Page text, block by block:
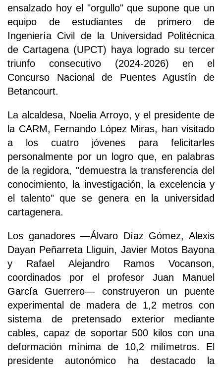
ensalzado hoy el "orgullo" que supone que un
equipo de estudiantes de primero de
Ingeniería Civil de la Universidad Politécnica
de Cartagena (UPCT) haya logrado su tercer
triunfo consecutivo (2024-2026) en el
Concurso Nacional de Puentes Agustín de
Betancourt.
La alcaldesa, Noelia Arroyo, y el presidente de
la CARM, Fernando López Miras, han visitado
a los cuatro jóvenes para felicitarles
personalmente por un logro que, en palabras
de la regidora, "demuestra la transferencia del
conocimiento, la investigación, la excelencia y
el talento" que se genera en la universidad
cartagenera.
Los ganadores —Álvaro Díaz Gómez, Alexis
Dayan Peñarreta Lliguin, Javier Motos Bayona
y Rafael Alejandro Ramos Vocanson,
coordinados por el profesor Juan Manuel
García Guerrero— construyeron un puente
experimental de madera de 1,2 metros con
sistema de pretensado exterior mediante
cables, capaz de soportar 500 kilos con una
deformación mínima de 10,2 milímetros. El
presidente autonómico ha destacado la